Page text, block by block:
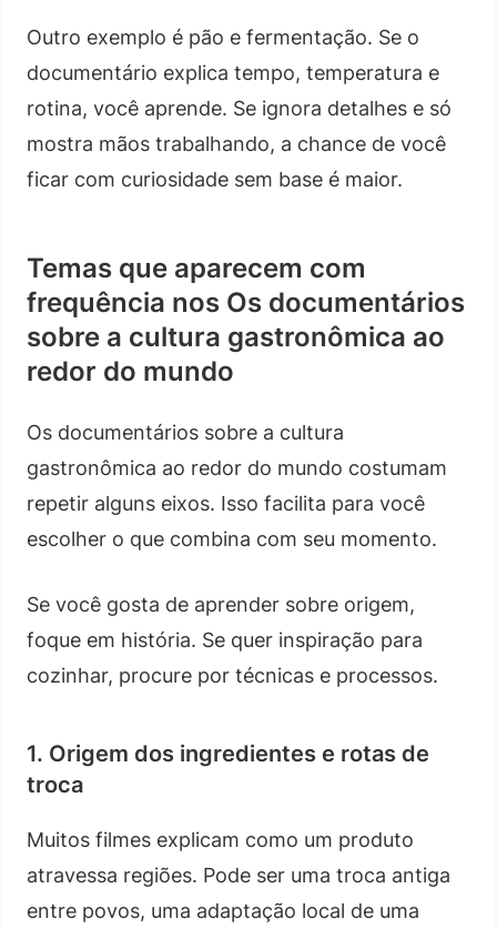
Outro exemplo é pão e fermentação. Se o
documentário explica tempo, temperatura e
rotina, você aprende. Se ignora detalhes e só
mostra mãos trabalhando, a chance de você
ficar com curiosidade sem base é maior.
Temas que aparecem com
frequência nos Os documentários
sobre a cultura gastronômica ao
redor do mundo
Os documentários sobre a cultura
gastronômica ao redor do mundo costumam
repetir alguns eixos. Isso facilita para você
escolher o que combina com seu momento.
Se você gosta de aprender sobre origem,
foque em história. Se quer inspiração para
cozinhar, procure por técnicas e processos.
1. Origem dos ingredientes e rotas de
troca
Muitos filmes explicam como um produto
atravessa regiões. Pode ser uma troca antiga
entre povos, uma adaptação local de uma